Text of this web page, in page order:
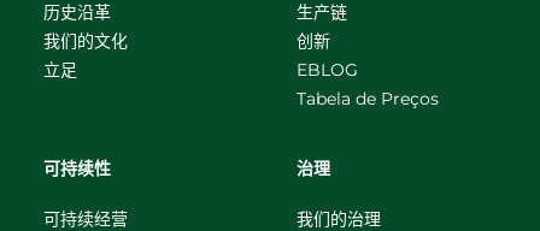
历史沿革
我们的文化
立足
生产链
创新
EBLOG
Tabela de Preços
可持续性
可持续经营
治理
我们的治理